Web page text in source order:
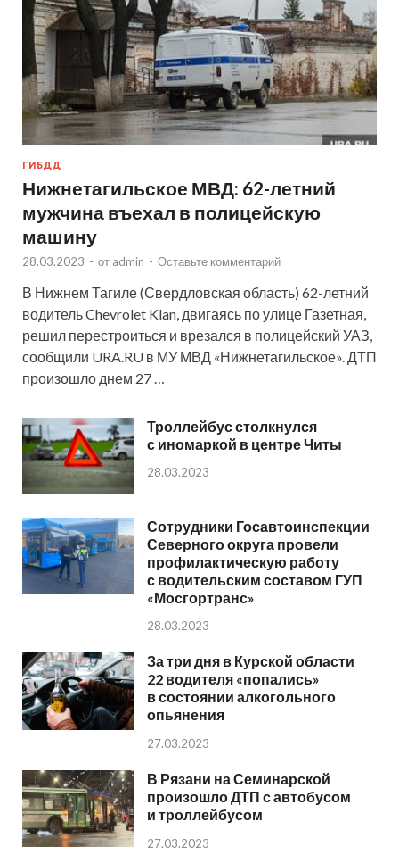
ГИБДД
Нижнетагильское МВД: 62-летний
мужчина въехал в полицейскую
машину
28.03.2023 - от admin - Оставьте комментарий
В Нижнем Тагиле (Свердловская область) 62-летний
водитель Chevrolet Klan, двигаясь по улице Газетная,
решил перестроиться и врезался в полицейский УАЗ,
сообщили URA.RU в МУ МВД «Нижнетагильское». ДТП
произошло днем 27 …
Троллейбус столкнулся
с иномаркой в центре Читы
28.03.2023
Сотрудники Госавтоинспекции
Северного округа провели
профилактическую работу
с водительским составом ГУП
«Мосгортранс»
28.03.2023
За три дня в Курской области
22 водителя «попались»
в состоянии алкогольного
опьянения
27.03.2023
В Рязани на Семинарской
произошло ДТП с автобусом
и троллейбусом
27.03.2023